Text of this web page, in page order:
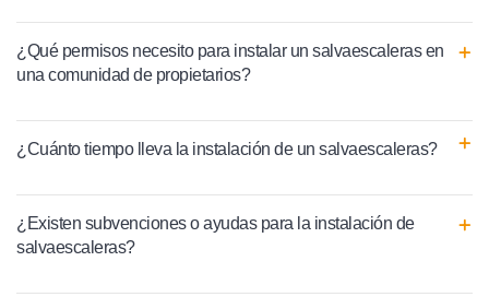
¿Qué permisos necesito para instalar un salvaescaleras en
una comunidad de propietarios?
¿Cuánto tiempo lleva la instalación de un salvaescaleras?
¿Existen subvenciones o ayudas para la instalación de
salvaescaleras?